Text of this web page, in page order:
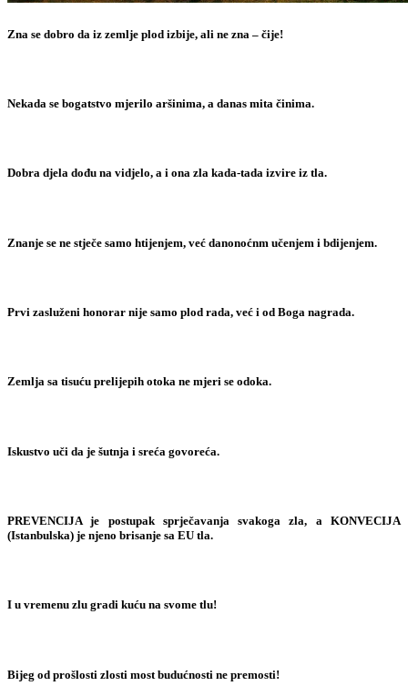
Zna se dobro da iz zemlje plod izbije, ali ne zna – čije!
Nekada se bogatstvo mjerilo aršinima, a danas mita činima.
Dobra djela dođu na vidjelo, a i ona zla kada-tada izvire iz tla.
Znanje se ne stječe samo htijenjem, već danonoćnm učenjem i bdijenjem.
Prvi zasluženi honorar nije samo plod rada, već i od Boga nagrada.
Zemlja sa tisuću prelijepih otoka ne mjeri se odoka.
Iskustvo uči da je šutnja i sreća govoreća.
PREVENCIJA je postupak sprječavanja svakoga zla, a KONVECIJA
(Istanbulska) je njeno brisanje sa EU tla.
I u vremenu zlu gradi kuću na svome tlu!
Bijeg od prošlosti zlosti most budućnosti ne premosti!